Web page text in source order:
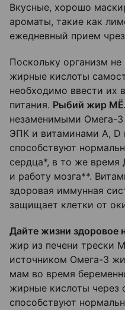
Вкусные, хорошо
ароматы, такие как
ежедневный прием
Поскольку организм
жирные кислоты
необходимо ввести их
питания. Рыбий жир
незаменимыми Омега-
ЭПК и витаминами A,
способствуют
сердца*, в то же время
и работу мозга**.
здоровая иммунная
защищает клетки от
Дайте жизни здоровое
жир из печени трески
источником Омега-3
мам во время
жирные кислоты через
способствуют